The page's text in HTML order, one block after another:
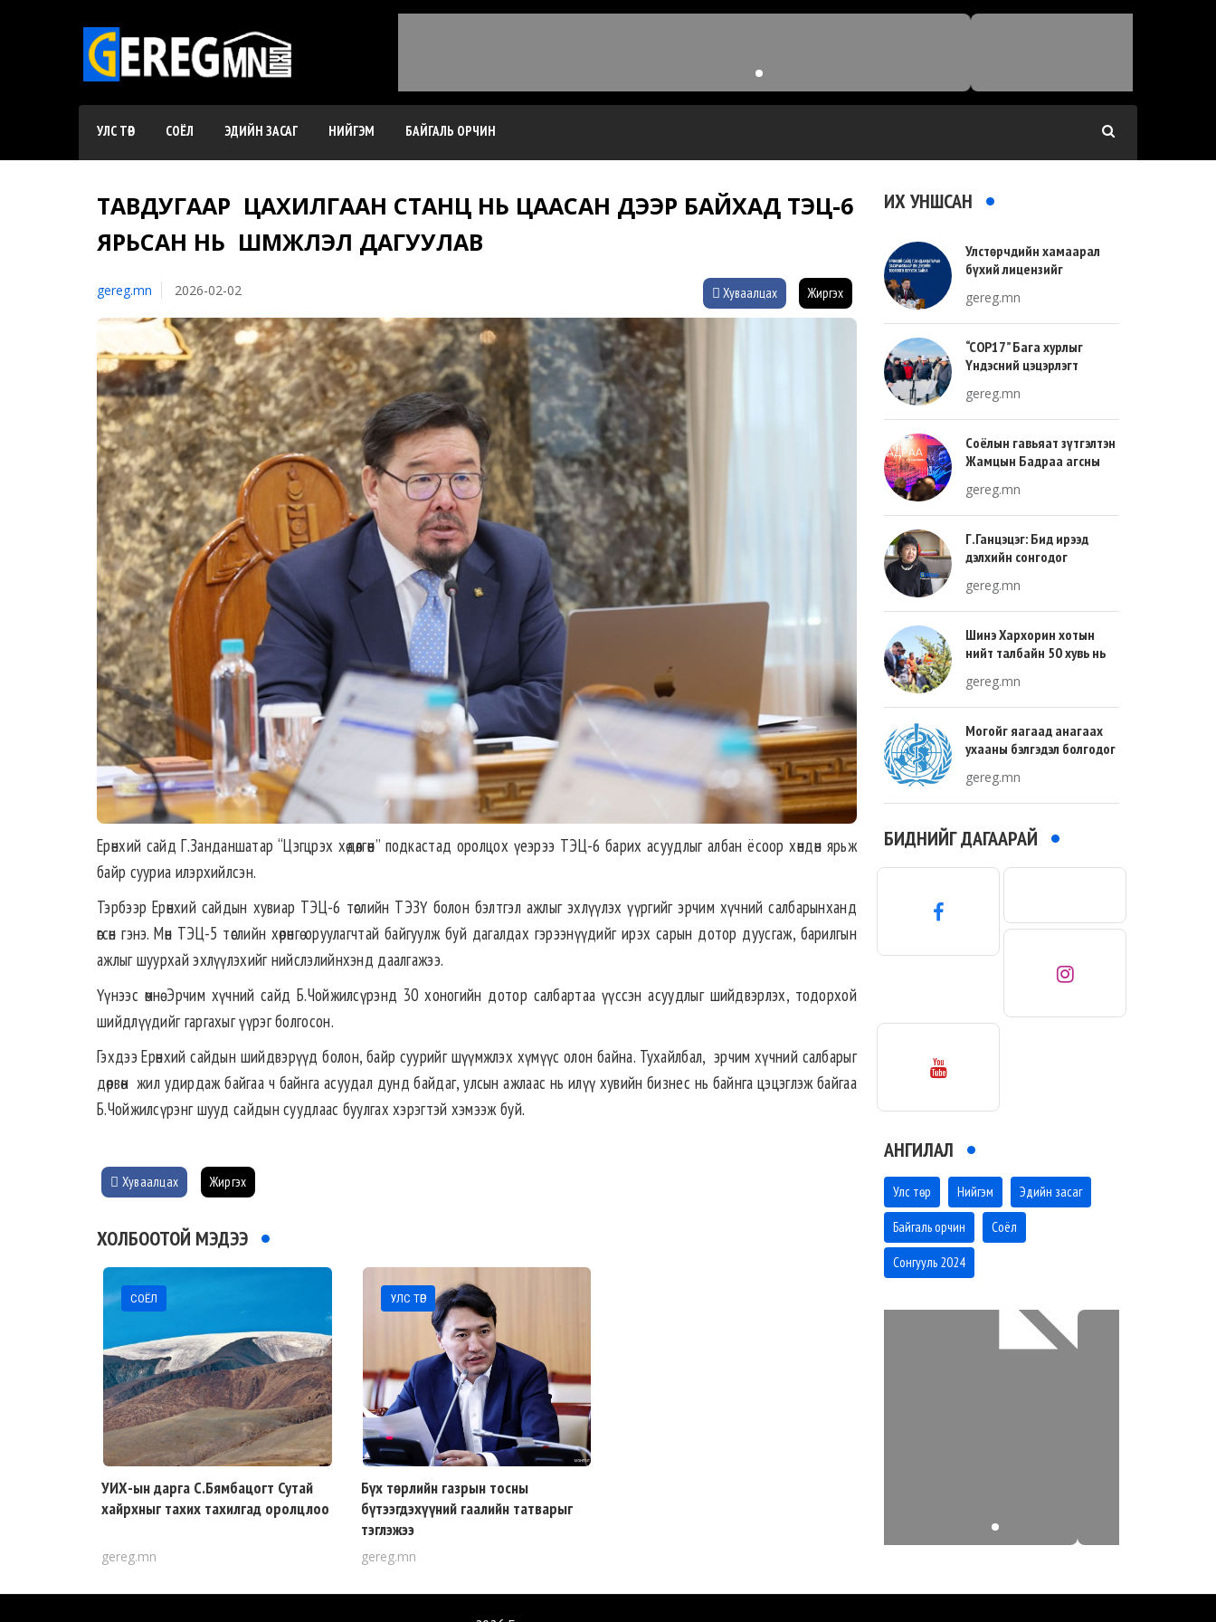
УЛС ТӨР СОЁЛ ЭДИЙН ЗАСАГ НИЙГЭМ БАЙГАЛЬ ОРЧИН
ТАВДУГААР ЦАХИЛГААН СТАНЦ НЬ ЦААСАН ДЭЭР БАЙХАД ТЭЦ-6
ЯРЬСАН НЬ ШҮҮМЖЛЭЛ ДАГУУЛАВ
gereg.mn 2026-02-02 Хуваалцах Жиргэх
Ерөнхий сайд Г.Занданшатар “Цэгцрэх хөдөлгөөн” подкастад оролцох үеэрээ ТЭЦ-6 барих асуудлыг албан ёсоор хөндөн ярьж
байр сууриа илэрхийлсэн.
Тэрбээр Ерөнхий сайдын хувиар ТЭЦ-6 төслийн ТЭЗҮ болон бэлтгэл ажлыг эхлүүлэх үүргийг эрчим хүчний салбарынханд
өгсөн гэнэ. Мөн ТЭЦ-5 төслийн хөрөнгө оруулагчтай байгуулж буй дагалдах гэрээнүүдийг ирэх сарын дотор дуусгаж, барилгын
ажлыг шуурхай эхлүүлэхийг нийслэлийнхэнд даалгажээ.
Үүнээс өмнө Эрчим хүчний сайд Б.Чойжилсүрэнд 30 хоногийн дотор салбартаа үүссэн асуудлыг шийдвэрлэх, тодорхой
шийдлүүдийг гаргахыг үүрэг болгосон.
Гэхдээ Ерөнхий сайдын шийдвэрүүд болон, байр суурийг шүүмжлэх хүмүүс олон байна. Тухайлбал, эрчим хүчний салбарыг
дөрвөн жил удирдаж байгаа ч байнга асуудал дунд байдаг, улсын ажлаас нь илүү хувийн бизнес нь байнга цэцэглэж байгаа
Б.Чойжилсүрэнг шууд сайдын суудлаас буулгах хэрэгтэй хэмээж буй.
Хуваалцах Жиргэх
ХОЛБООТОЙ МЭДЭЭ
СОЁЛ
УИХ-ын дарга С.Бямбацогт Сутай
хайрхныг тахих тахилгад оролцлоо
gereg.mn
УЛС ТӨР
Бүх төрлийн газрын тосны
бүтээгдэхүүний гаалийн татварыг
тэглэжээ
gereg.mn
ИХ УНШСАН
Улстөрчдийн хамаарал
бүхий лицензийг
gereg.mn
“COP17” Бага хурлыг
Үндэсний цэцэрлэгт
зохион байгуулна
gereg.mn
Соёлын гавьяат зүтгэлтэн
Жамцын Бадраа агсны
тохиож байна
gereg.mn
Г.Ганцэцэг: Бид ирээд
дэлхийн сонгодог
хөгжлийн тухай л ярьсан
gereg.mn
Шинэ Хархорин хотын
нийт талбайн 50 хувь нь
хувь нь барилгажих
талбай, 20 хувь нь авто
зам байна
gereg.mn
Могойг яагаад анагаах
ухааны бэлгэдэл болгодог
gereg.mn
БИДНИЙГ ДАГААРАЙ
АНГИЛАЛ
Улс төр Нийгэм Эдийн засаг
Байгаль орчин Соёл
Сонгууль 2024